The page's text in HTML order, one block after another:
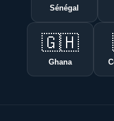
Sénégal
🇬🇭
Ghana